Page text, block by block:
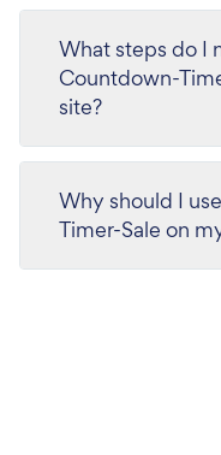
What steps do I
Countdown-
site?
Why should I
Timer-Sale on